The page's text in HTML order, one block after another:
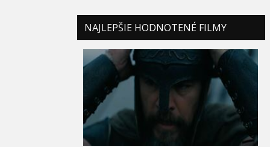
NAJLEPŠIE HODNOTENÉ FILMY